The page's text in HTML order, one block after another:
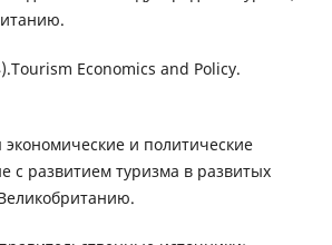
Economics and Policy.
и политические
с развитием туризма в развитых